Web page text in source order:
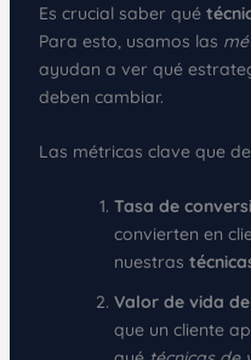
Es crucial saber qué
Para esto, usamos las
ayudan a ver qué
deben cambiar.
Las métricas clave que
Tasa de
convierten en
nuestras
Valor de vida
que un cliente